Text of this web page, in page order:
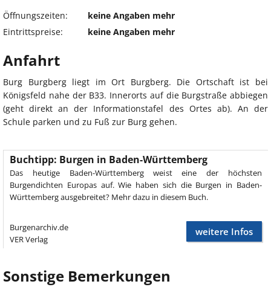
Öffnungszeiten:
keine Angaben mehr
Eintrittspreise:
keine Angaben mehr
Anfahrt
Burg Burgberg liegt im Ort Burgberg. Die Ortschaft ist bei
Königsfeld nahe der B33. Innerorts auf die Burgstraße abbiegen
(geht direkt an der Informationstafel des Ortes ab). An der
Schule parken und zu Fuß zur Burg gehen.
Buchtipp: Burgen in Baden-Württemberg
Das heutige Baden-Württemberg weist eine der höchsten
Burgendichten Europas auf. Wie haben sich die Burgen in Baden-
Württemberg ausgebreitet? Mehr dazu in diesem Buch.
Burgenarchiv.de
VER Verlag
weitere Infos
Sonstige Bemerkungen